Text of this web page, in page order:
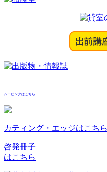
ムービングはこちら
カティング・エッジはこちら
啓発冊子
はこちら